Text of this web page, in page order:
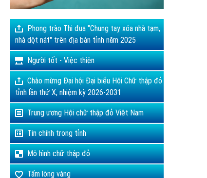
Phong trào Thi đua "Chung tay xóa nhà tạm,
nhà dột nát" trên địa bàn tỉnh năm 2025
Người tốt - Việc thiện
Chào mừng Đại hội Đại biểu Hội Chữ thập đỏ
tỉnh lần thứ X, nhiệm kỳ 2026-2031
Trung ương Hội chữ thập đỏ Việt Nam
Tin chính trong tỉnh
Mô hình chữ thập đỏ
Tấm lòng vàng